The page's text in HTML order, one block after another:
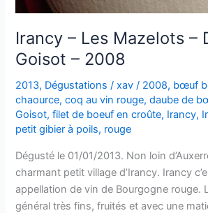
Irancy – Les Mazelots –
Goisot – 2008
2013, Dégustations /xav/ 2008, bœuf
chaource,coq au vin rouge,daube de
Goisot,filet de boeuf en croûte, Irancy,
petit gibier à poils, rouge
Dégusté le 01/01/2013. Non loin
charmant petit village d’Irancy. Irancy
appellation de vin de Bourgogne rouge.
général très fins, fruités et avec une